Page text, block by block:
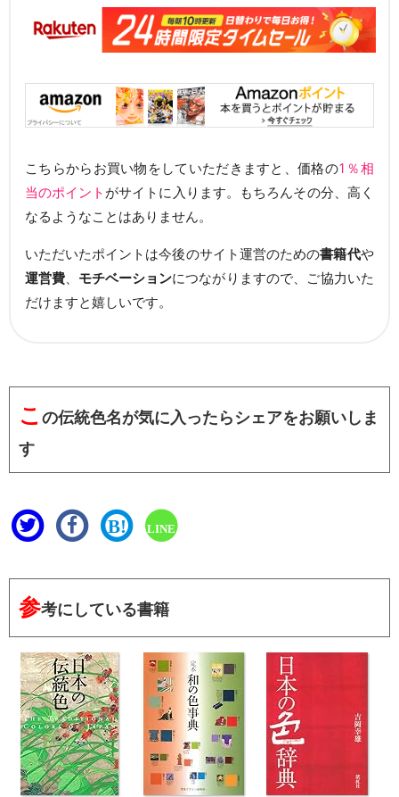
こちらからお買い物をしていただきますと、価格の1％相
当のポイント がサイトに入ります。もちろんその分、高く
なるようなことはありません。
いただいたポイントは今後のサイト運営のための書籍代や
運営費
モチベーションにつながりますので、ご協力いた
だけますと嬉しいです。
こ の伝統色名が気に入ったらシェアをお願いしま
す
B! LINE
参考にしている書籍